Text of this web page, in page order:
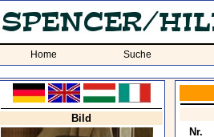
Home Suche
Bild
Nr.